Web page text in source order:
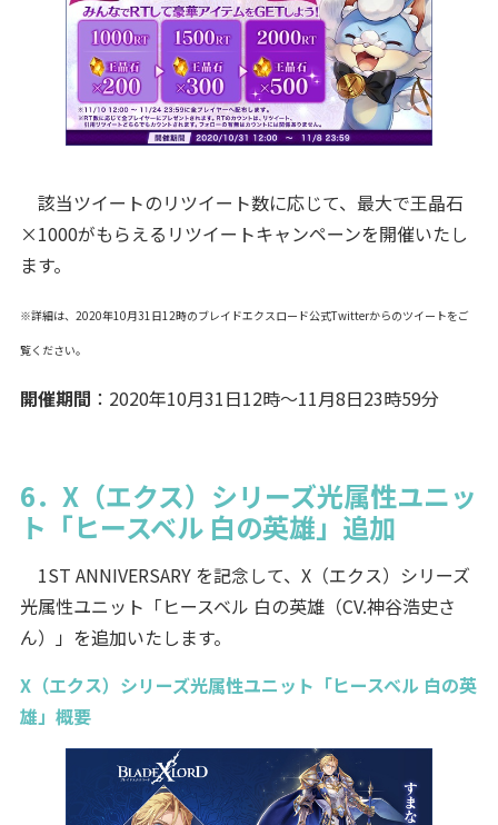
該当ツイートのリツイート数に応じて、最大で王晶石
×1000がもらえるリツイートキャンペーンを開催いたし
ます。
※詳細は、2020年10月31日12時のブレイドエクスロード公式Twitterからのツイートをご
覧ください。
開催期間 ：2020年10月31日12時～11月8日23時59分
6．X（エクス）シリーズ光属性ユニッ
ト「ヒースベル 白の英雄」追加
1ST ANNIVERSARY を記念して、X（エクス）シリーズ
光属性ユニット「ヒースベル 白の英雄（CV.神谷浩史さ
ん）」を追加いたします。
X（エクス）シリーズ光属性ユニット「ヒースベル 白の英
雄」概要